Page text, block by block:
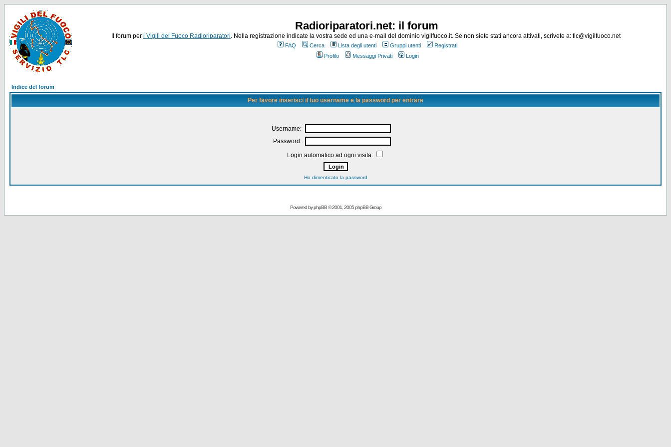
Radioriparatori.net: il forum
Il forum per i Vigili del Fuoco Radioriparatori. Nella registrazione indicate la vostra sede ed una e-mail del dominio vigilfuoco.it. Se non siete stati ancora attivati, scrivete a: tlc@vigilfuoco.net
FAQ Cerca Lista degli utenti Gruppi utenti
Registrati
Profilo
Messaggi Privati Login
Indice del forum
Per favore inserisci il tuo username e la password per entrare
Username:
Password:
Login automatico ad ogni visita:
Ho dimenticato la password
Powered byphpBB© 2001, 2005 phpBB Group